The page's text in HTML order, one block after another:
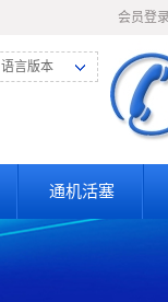
会员登录
语言版本
通机活塞